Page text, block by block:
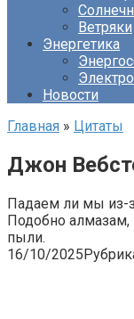
Ветряки
Энергетика
Новости
Главная » Цитаты
Джон
Падаем ли мы из-
Подобно
пыли.
16/10/2025